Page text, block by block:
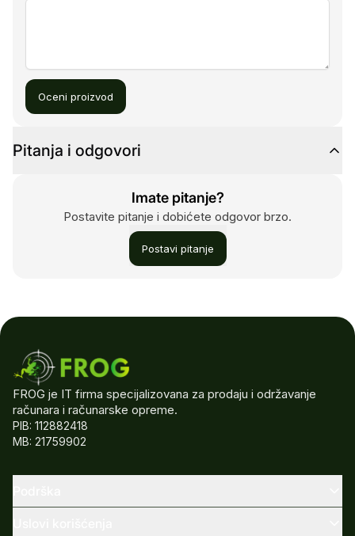
Oceni proizvod
Pitanja i odgovori
Imate pitanje?
Postavite pitanje i dobićete odgovor brzo.
Postavi pitanje
FROG je IT firma specijalizovana za prodaju i održavanje
računara i računarske opreme.
PIB: 112882418
MB: 21759902